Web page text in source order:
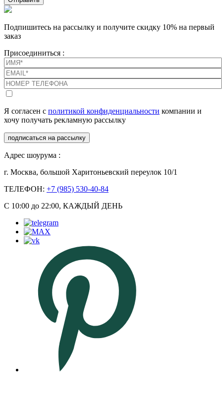
Подпишитесь на рассылку и получите скидку 10% на первый
заказ
Присоединиться :
Я согласен с политикой конфиденциальности компании и
хочу получать рекламную рассылку
подписаться на рассылку
Адрес шоурума :
г. Москва, большой Харитоньевский переулок 10/1
ТЕЛЕФОН: +7 (985) 530-40-84
С 10:00 до 22:00, КАЖДЫЙ ДЕНЬ